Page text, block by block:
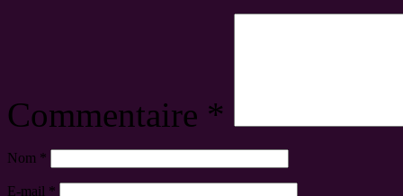
Commentaire *
Nom *
E-mail *